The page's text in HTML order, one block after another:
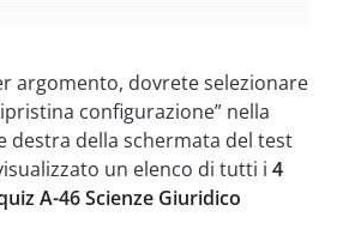
argomento, dovrete selezionare
configurazione” nella
destra della schermata del test
un elenco di tutti i 4
A-46 Scienze Giuridico